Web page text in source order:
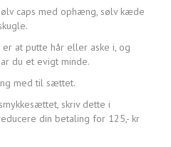
caps med ophæng, sølv kæde
at putte hår eller aske i, og
du et evigt minde.
med til sættet.
skriv dette i
din betaling for 125,- kr